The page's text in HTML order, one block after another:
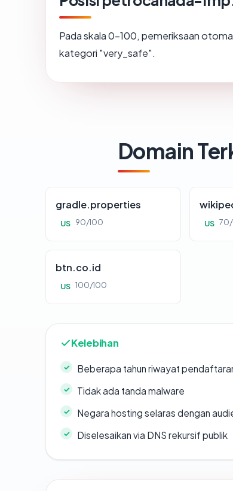
Pada skala 0-100, pemeriksaan
kategori "very_safe".
Domain
gradle.properties
US 90/100 US
btn.co.id
US 100/100
Kelebihan
Beberapa tahun riwayat
Tidak ada tanda malware
Negara hosting selaras dengan
Diselesaikan via DNS rekursif publik